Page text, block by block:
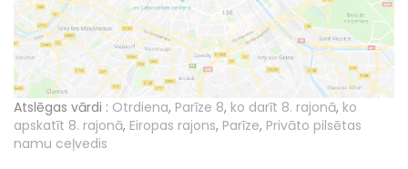
Atslēgas vārdi : Otrdiena, Parīze 8, ko darīt 8. rajonā, ko
apskatīt 8. rajonā, Eiropas rajons, Parīze, Privāto pilsētas
namu ceļvedis